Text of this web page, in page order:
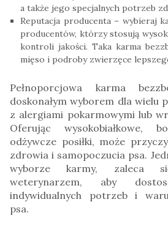
a także jego specjalnych potrzeb
Reputacja producenta – wybieraj
producentów, którzy stosują
kontroli jakości. Taka karma
mięso i podroby zwierzęce
Pełnoporcjowa karma
doskonałym wyborem dla wielu
z alergiami pokarmowymi lub
Oferując wysokobiałkowe,
odżywcze posiłki, może
zdrowia i samopoczucia psa.
wyborze karmy, zaleca
weterynarzem, aby
indywidualnych potrzeb i
psa.